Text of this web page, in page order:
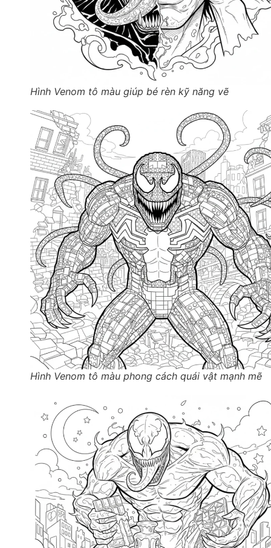
Hình Venom tô màu giúp bé rèn kỹ năng vẽ
Hình Venom tô màu phong cách quái vật mạnh mẽ